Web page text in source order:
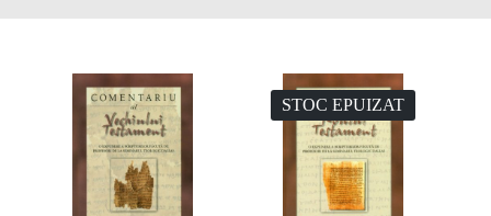
STOC EPUIZAT